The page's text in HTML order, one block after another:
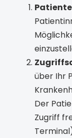
über Ihr
Der
Zugriff